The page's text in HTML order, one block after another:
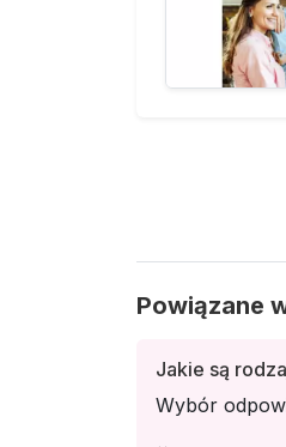
Powiązane
Jakie są
Wybór